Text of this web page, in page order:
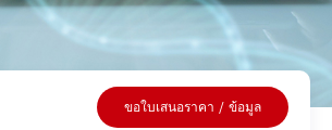
ขอใบเสนอราคา / ข้อมูล